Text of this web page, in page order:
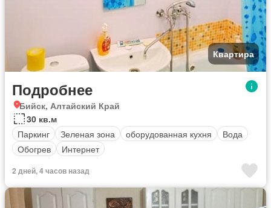
Квартира
Подробнее
Бийск, Алтайский Край
30 кв.м
Паркинг
Зеленая зона оборудованная кухня
Вода
Обогрев
Интернет
2 дней, 4 часов назад